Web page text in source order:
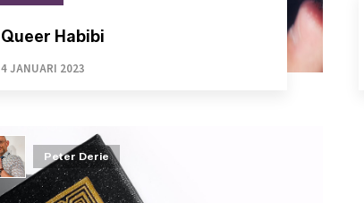
Queer Habibi
4 JANUARI 2023
Peter Derie